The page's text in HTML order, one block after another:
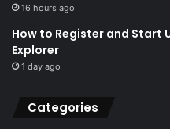
16 hours ago
How to Register and Start
Explorer
1 day ago
Categories